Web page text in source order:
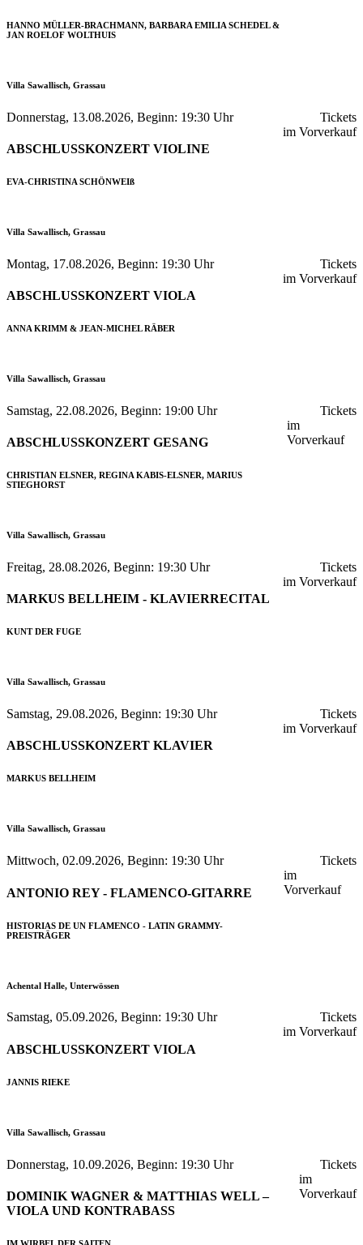
HANNO MÜLLER-BRACHMANN, BARBARA EMILIA SCHEDEL &
JAN ROELOF WOLTHUIS
Villa Sawallisch, Grassau
Donnerstag, 13.08.2026, Beginn: 19:30 Uhr Tickets
ABSCHLUSSKONZERT VIOLINE
EVA-CHRISTINA SCHÖNWEIß
im Vorverkauf
Villa Sawallisch, Grassau
Montag, 17.08.2026, Beginn: 19:30 Uhr Tickets
ABSCHLUSSKONZERT VIOLA
ANNA KRIMM & JEAN-MICHEL RÄBER
im Vorverkauf
Villa Sawallisch, Grassau
Samstag, 22.08.2026, Beginn: 19:00 Uhr Tickets
ABSCHLUSSKONZERT GESANG
CHRISTIAN ELSNER, REGINA KABIS-ELSNER, MARIUS
STIEGHORST
im
Vorverkauf
Villa Sawallisch, Grassau
Freitag, 28.08.2026, Beginn: 19:30 Uhr Tickets
MARKUS BELLHEIM - KLAVIERRECITAL
KUNT DER FUGE
im Vorverkauf
Villa Sawallisch, Grassau
Samstag, 29.08.2026, Beginn: 19:30 Uhr Tickets
ABSCHLUSSKONZERT KLAVIER
MARKUS BELLHEIM
im Vorverkauf
Villa Sawallisch, Grassau
Mittwoch, 02.09.2026, Beginn: 19:30 Uhr Tickets
ANTONIO REY - FLAMENCO-GITARRE
HISTORIAS DE UN FLAMENCO - LATIN GRAMMY-
PREISTRÄGER
im
Vorverkauf
Achental Halle, Unterwössen
Samstag, 05.09.2026, Beginn: 19:30 Uhr Tickets
ABSCHLUSSKONZERT VIOLA
JANNIS RIEKE
im Vorverkauf
Villa Sawallisch, Grassau
Donnerstag, 10.09.2026, Beginn: 19:30 Uhr Tickets
DOMINIK WAGNER & MATTHIAS WELL –
VIOLA UND KONTRABASS
im
Vorverkauf